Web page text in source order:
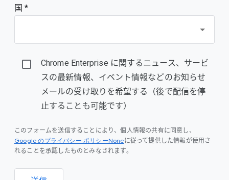
国 *
Chrome Enterprise に関するニュース、サービ
スの最新情報、イベント情報などのお知らせ
メールの受け取りを希望する（後で配信を停
止することも可能です）
このフォームを送信することにより、個人情報の共有に同意し、
Google のプライバシー ポリシーNoneに従って提供した情報が使用さ
れることを承認したものとみなされます。